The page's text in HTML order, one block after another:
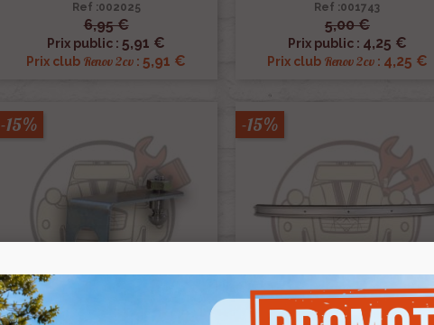
Ref :002025
6,95 €
Prix public : 5,91 €
Prix club Renov 2cv : 5,91 €
 Aperçu rapide
Ref :001743
5,00 €
Prix public : 4,25 €
Prix club Renov 2cv: 4,25 €
 Aperçu rapide
Equerre De Haut De Porte Méhari
-15%
Peint En Gris Charleston
Ref :001117
-15%